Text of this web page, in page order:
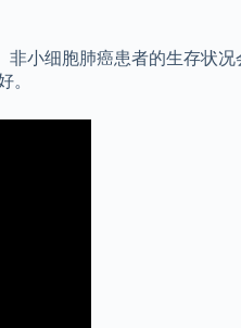
小细胞肺癌患者的生存状
。